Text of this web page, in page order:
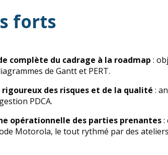
forts
complète du cadrage à la roadmap :
de Gantt et PERT.
des risques et de la qualité :
PDCA.
opérationnelle des parties prenantes:
Motorola, le tout rythmé par des